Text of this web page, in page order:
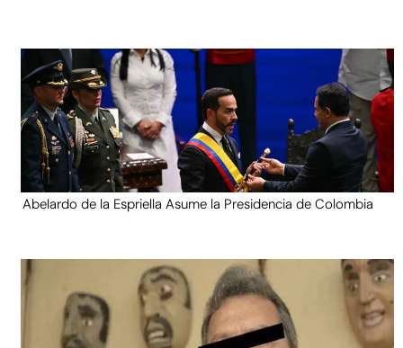
Abelardo de la Espriella Asume la Presidencia de Colombia